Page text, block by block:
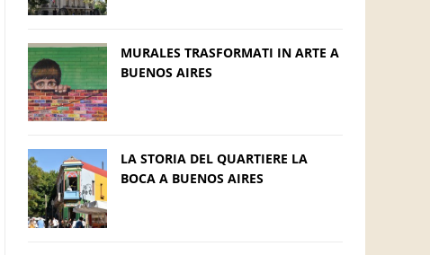
MURALES TRASFORMATI IN ARTE A
BUENOS AIRES
LA STORIA DEL QUARTIERE LA
BOCA A BUENOS AIRES